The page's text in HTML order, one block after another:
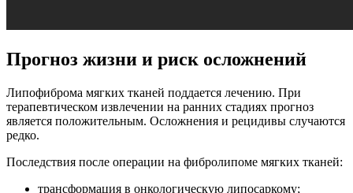
Прогноз жизни и риск осложнений
Липофиброма мягких тканей поддается лечению. При
терапевтическом извлечении на ранних стадиях прогноз
является положительным. Осложнения и рецидивы случаются
редко.
Последствия после операции на фибролипоме мягких тканей:
трансформация в онкологическую липосаркому;